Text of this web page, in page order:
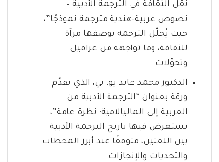
نقل الثقافة في الترجمة الأدبية –
نصوص عربية-هندية مترجمة نموذجًا”،
حيث يُحلّل الترجمة بوصفها مرآة
للثقافة، وما تواجهه من عراقيل
وتحوّلات.
الدكتور محمد عابد يو. بي، الذي يقدّم
ورقة بعنوان “الترجمة الأدبية من
العربية إلى الماليالامية: نظرة عامة”،
يستعرض فيها تاريخ الترجمة الأدبية
بين اللغتين، متوقفًا عند أبرز المحطات
والتحديات والإنجازات.